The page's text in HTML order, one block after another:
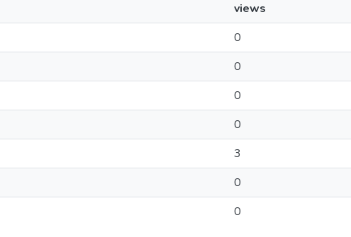
views
0
0
0
0
3
0
0